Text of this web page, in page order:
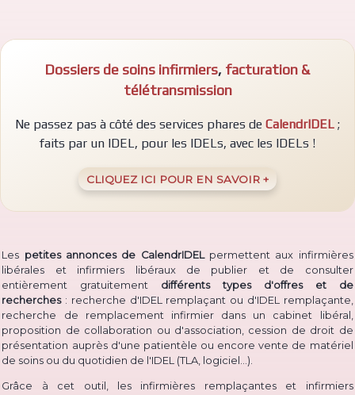
Dossiers de soins infirmiers, facturation &
télétransmission
Ne passez pas à côté des services phares de CalendrIDEL ;
faits par un IDEL, pour les IDELs, avec les IDELs !
CLIQUEZ ICI POUR EN SAVOIR +
Les petites annonces de CalendrIDELpermettent aux infirmières
libérales et infirmiers libéraux de publier et de consulter
entièrement gratuitement différents types d'offres et de
recherches: recherche d'IDEL remplaçant ou d'IDEL remplaçante,
recherche de remplacement infirmier dans un cabinet libéral,
proposition de collaboration ou d'association, cession de droit de
présentation auprès d'une patientèle ou encore vente de matériel
de soins ou du quotidien de l'IDEL (TLA, logiciel...).
Grâce à cet outil, les infirmières remplaçantes et infirmiers